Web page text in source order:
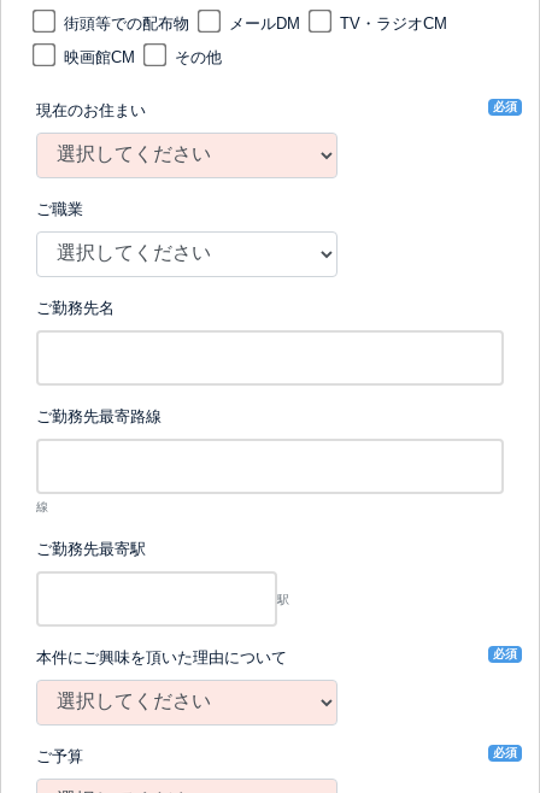
街頭等での配布物
メールDM
TV・ラジオCM
映画館CM
その他
現在のお住まい 必須
ご職業
ご勤務先名
ご勤務先最寄路線
線
ご勤務先最寄駅
駅
本件にご興味を頂いた理由について 必須
ご予算 必須